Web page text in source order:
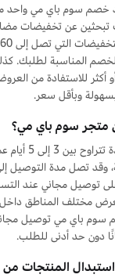
خصم سوم باي مي
تبحثين عن تخفيضات
الخصم المناسبة لطلبك.
أو أكثر للاستفادة من
وبأقل سعر.
سوم باي مي؟
تستغرق
مختلف المناطق داخل
باي مي توصيل
دون حد أدنى للطلب.
المنتجات